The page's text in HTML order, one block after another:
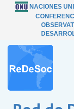
NACIONES